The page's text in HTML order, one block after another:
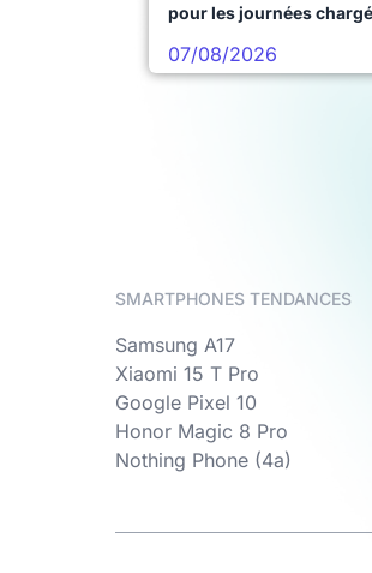
pour les journées
07/08/2026
SMARTPHONES TENDANCES
Samsung A17
Xiaomi 15 T Pro
Google Pixel 10
Honor Magic 8 Pro
Nothing Phone (4a)